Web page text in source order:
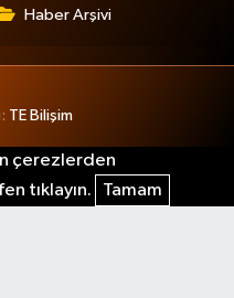
Haber Arşivi
TE Bilişim
çerezlerden
tıklayın.
Tamam